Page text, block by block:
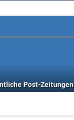
Post-Zeitungen